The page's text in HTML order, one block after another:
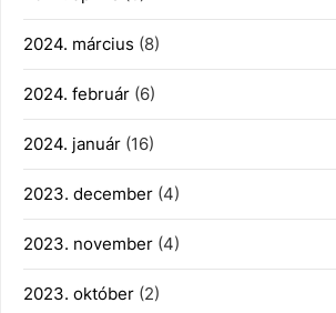
2024. március (8)
2024. február (6)
2024. január (16)
2023. december (4)
2023. november (4)
2023. október (2)